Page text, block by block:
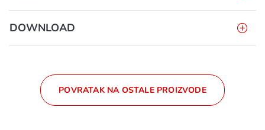
DOWNLOAD
POVRATAK NA OSTALE PROIZVODE